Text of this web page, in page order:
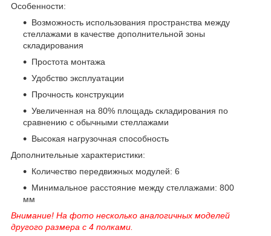
Особенности:
Возможность использования пространства между
стеллажами в качестве дополнительной зоны
складирования
Простота монтажа
Удобство эксплуатации
Прочность конструкции
Увеличенная на 80% площадь складирования по
сравнению с обычными стеллажами
Высокая нагрузочная способность
Дополнительные характеристики:
Количество передвижных модулей: 6
Минимальное расстояние между стеллажами: 800
мм
Внимание! На фото несколько аналогичных моделей
другого размера с 4 полками.